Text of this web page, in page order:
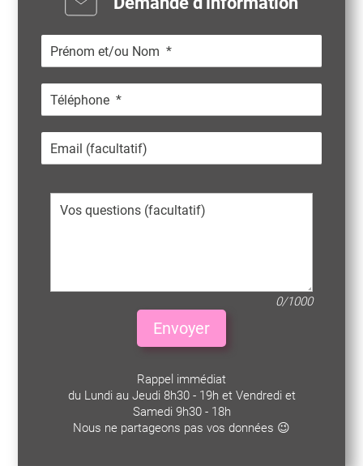
0/1000
Envoyer
Rappel immédiat
du Lundi au Jeudi 8h30 - 19h et Vendredi et
Samedi 9h30 - 18h
Nous ne partageons pas vos données 😉